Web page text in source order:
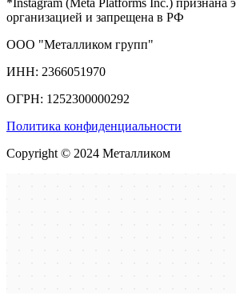
организацией и запрещена в РФ
ООО "Металликом групп"
ИНН: 2366051970
ОГРН: 1252300000292
Политика конфиденциальности
Copyright © 2024 Металликом